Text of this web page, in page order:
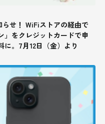
せ！ WiFiストアの経由で
」をクレジットカードで申
に。7月12日（金）より